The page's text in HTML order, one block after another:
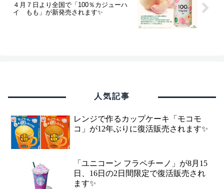
４月７日より全国で「100％カジューハ
イ もも」が新発売されます✨
人気記事
レンジで作るカップケーキ「モコモ
コ」が12年ぶりに復活販売されます✨
「ユニコーン フラペチーノ」が8月15
日、16日の2日間限定で復活販売され
ます✨